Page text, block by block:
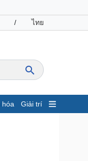
/ ไทย
hóa Giải trí